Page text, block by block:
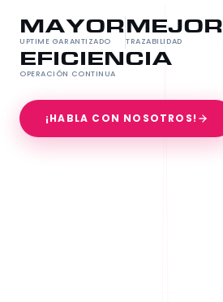
MAYOR
UPTIME GARANTIZADO
MEJOR
TRAZABILIDAD
EFICIENCIA
OPERACIÓN CONTINUA
¡HABLA CON NOSOTROS!